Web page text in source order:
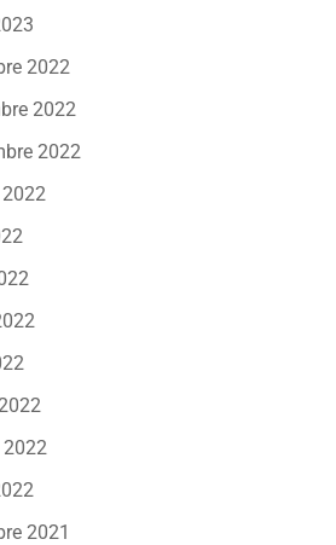
2022
2022
2022
2022
2021